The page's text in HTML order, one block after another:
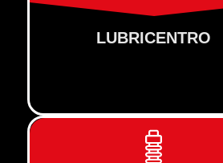
LUBRICENTRO